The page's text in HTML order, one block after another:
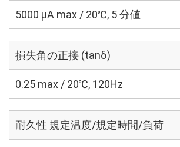
5000 μA max / 20℃, 5 分値
損失角の正接 (tanδ)
0.25 max / 20℃, 120Hz
耐久性 規定温度/規定時間/負荷